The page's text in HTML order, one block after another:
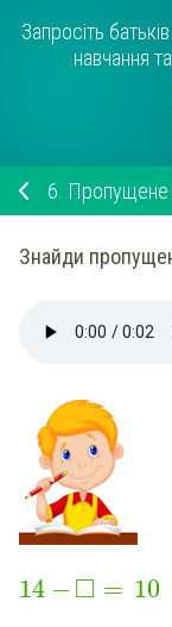
Запросіть
навчання
6. Пропущене
Знайди
14 − □ = 10